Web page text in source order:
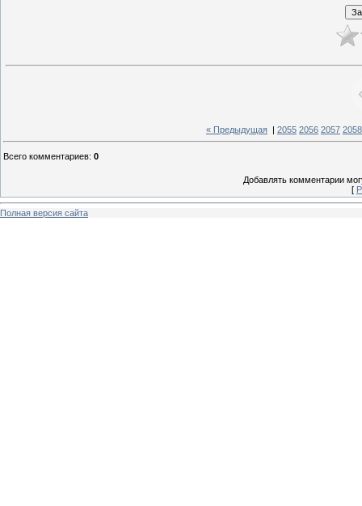
« Предыдущая | 2055 2056 2057 2058
Всего комментариев: 0
Добавлять комментарии
[
Полная версия сайта